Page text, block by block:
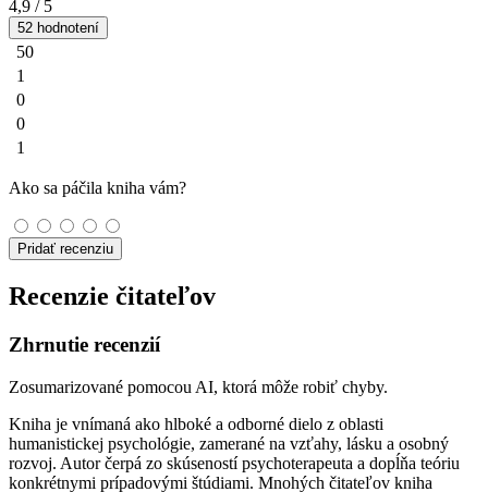
4,9 / 5
52 hodnotení
50
1
0
0
1
Ako sa páčila kniha vám?
Pridať recenziu
Recenzie čitateľov
Zhrnutie recenzií
Zosumarizované pomocou AI, ktorá môže robiť chyby.
Kniha je vnímaná ako hlboké a odborné dielo z oblasti
humanistickej psychológie, zamerané na vzťahy, lásku a osobný
rozvoj. Autor čerpá zo skúseností psychoterapeuta a dopĺňa teóriu
konkrétnymi prípadovými štúdiami. Mnohých čitateľov kniha